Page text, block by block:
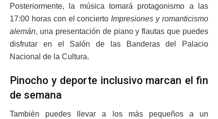
Posteriormente, la música tomará protagonismo a las
17:00 horas con el concierto Impresiones y romanticismo
alemán, una presentación de piano y flautas que puedes
disfrutar en el Salón de las Banderas del Palacio
Nacional de la Cultura.
Pinocho y deporte inclusivo marcan el fin
de semana
También puedes llevar a los más pequeños a un